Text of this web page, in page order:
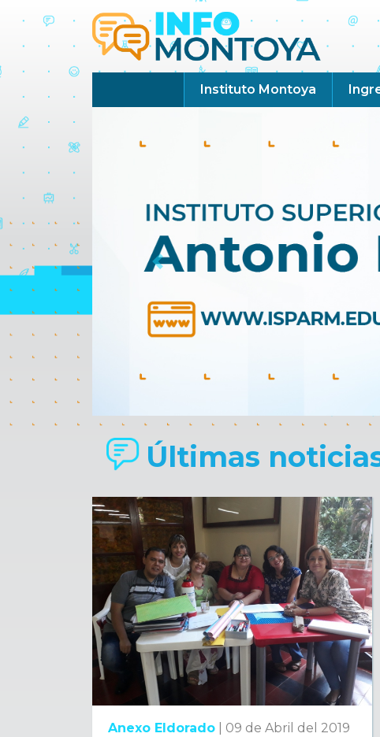
Instituto Montoya
Previous
Últimas
Anexo Eldorado 09 de Abril del 2019